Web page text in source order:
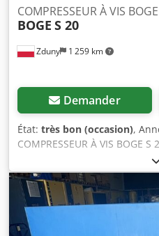
Zduny 1 259 km
COMPRESSEUR À VIS
BOGE S 20
Demander
État: très bon (occasion),
COMPRESSEUR À VIS BOGE
m³/min PRESSION 10 bars
COMPRESSEUR EN PARFAIT
PRIX NET : 8 500,- PRIX BRUT
APRÈS-VENTE ET
Alysf